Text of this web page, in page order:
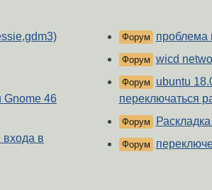
Gnome 46
входа в
Форум проблема
Форум wicd
Форум
ubuntu
переключаться
Форум
Форум